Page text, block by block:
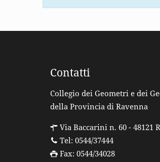
Contatti
Collegio dei Geometri e dei
della Provincia di Ravenna
Via Baccarini n. 60 - 48121
Tel: 0544/37444
Fax: 0544/34028